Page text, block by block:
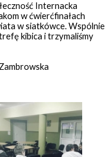
Internacka
w ćwierćfinałach
w siatkówce. Wspólnie
kibica i trzymaliśmy